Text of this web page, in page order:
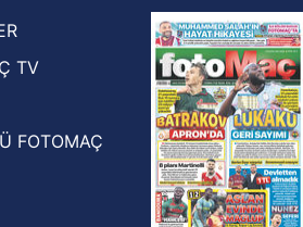
Crespo, Meksika Ligi
Atlas'ın yeni teknik direktörü
TV
FOTOMAÇ